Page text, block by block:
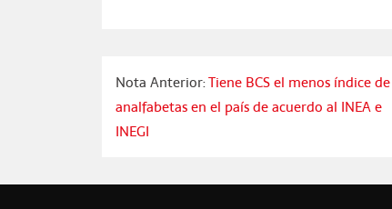
Nota Anterior:Tiene BCS el menos índice de
analfabetas en el país de acuerdo al INEA e
INEGI